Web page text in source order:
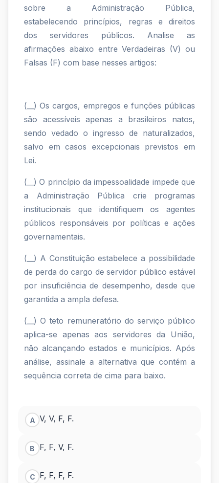
37
ao
41
da
Federal
de
1988...
sobre a Administração Pública,
estabelecendo princípios, regras e direitos
dos servidores públicos. Analise as
afirmações abaixo entre Verdadeiras (V) ou
Falsas (F) com base nesses artigos:
(__) Os cargos, empregos e funções públicas
são acessíveis apenas a brasileiros natos,
sendo vedado o ingresso de naturalizados,
salvo em casos excepcionais previstos em
Lei.
(__) O princípio da impessoalidade impede que
a Administração Pública crie programas
institucionais que identifiquem os agentes
públicos responsáveis por políticas e ações
governamentais.
(__) A Constituição estabelece a possibilidade
de perda do cargo de servidor público estável
por insuficiência de desempenho, desde que
garantida a ampla defesa.
(__) O teto remuneratório do serviço público
aplica-se apenas aos servidores da União,
não alcançando estados e municípios. Após
análise, assinale a alternativa que contém a
sequência correta de cima para baixo.
A V, V, F, F.
B F, F, V, F.
C F, F, F, F.